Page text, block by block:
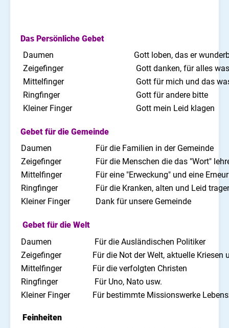
Das Persönliche Gebet
Daumen
Gott loben, das er
Zeigefinger
Gott danken, für alles
Mittelfinger
Gott für mich und das
Ringfinger
Gott für andere bitte
Kleiner Finger
Gott mein Leid klagen
Gebet für die Gemeinde
Daumen
Für die Familien in der Gemeinde
Zeigefinger
Für die Menschen die das "Wort"
Mittelfinger
Für eine "Erweckung" und eine
Ringfinger
Für die Kranken, alten und Leid
Kleiner Finger
Dank für unsere Gemeinde
Gebet für die Welt
Daumen
Für die Ausländischen Politiker
Zeigefinger
Für die Not der Welt, aktuelle Kriesen
Mittelfinger
Für die verfolgten Christen
Ringfinger
Für Uno, Nato usw.
Kleiner Finger
Für bestimmte Missionswerke
Feinheiten